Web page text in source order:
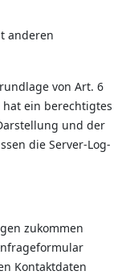
anderen
von Art. 6
hat ein berechtigtes
und der
die Server-Log-
zukommen
Kontaktdaten